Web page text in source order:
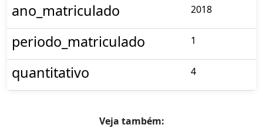
ano_matriculado 2018
periodo_matriculado 1
quantitativo 4
Veja também: